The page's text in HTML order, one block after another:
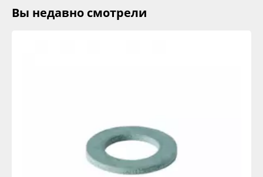
Вы недавно смотрели